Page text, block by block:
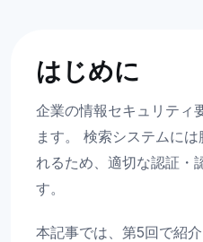
はじめに
企業の情報セキュリティ
ます。 検索システムに
れるため、適切な認証・
す。
本記事では、第5回で紹